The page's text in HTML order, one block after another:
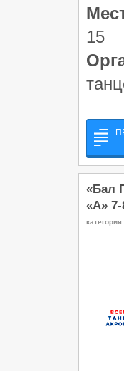
15
«Бал
«А» 7-
категория: